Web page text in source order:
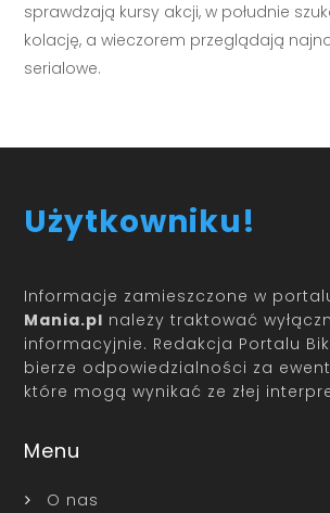
sprawdzają kursy akcji, w południe
kolację, a wieczorem przeglądają
serialowe.
Użytkowniku!
Informacje zamieszczone w
Mania.pl należy traktować
informacyjnie. Redakcja Portalu
bierze odpowiedzialności za
które mogą wynikać ze złej
Menu
O nas